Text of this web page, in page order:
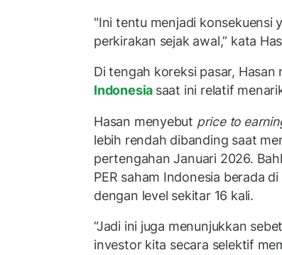
"Ini tentu menjadi konsekuensi
perkirakan sejak awal,” kata
Di tengah koreksi pasar, Hasan
Indonesia saat ini relatif
Hasan menyebut price to
lebih rendah dibanding saat
pertengahan Januari 2026.
PER saham Indonesia berada
dengan level sekitar 16 kali.
“Jadi ini juga menunjukkan
investor kita secara selektif